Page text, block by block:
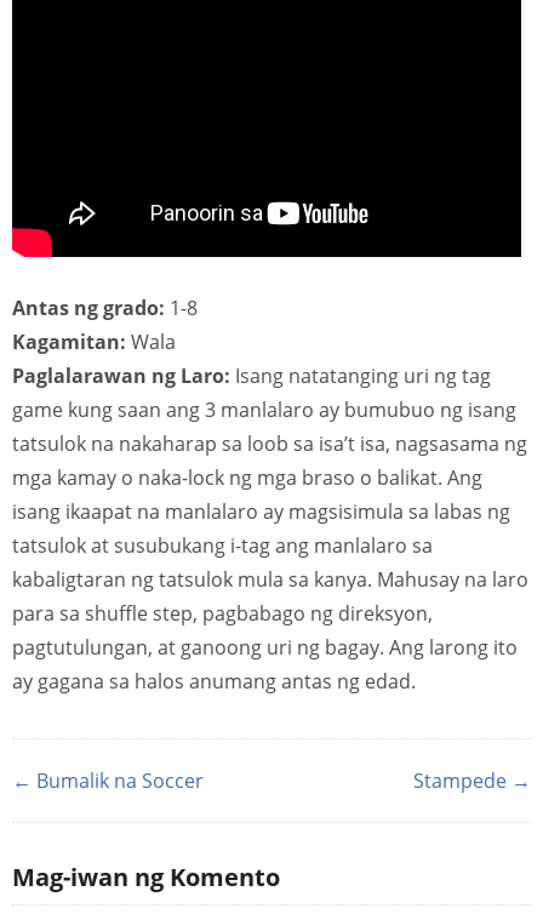
Antas ng grado: 1-8
Kagamitan: Wala
Paglalarawan ng Laro: Isang natatanging uri ng tag
game kung saan ang 3 manlalaro ay bumubuo ng isang
tatsulok na nakaharap sa loob sa isa’t isa, nagsasama ng
mga kamay o naka-lock ng mga braso o balikat. Ang
isang ikaapat na manlalaro ay magsisimula sa labas ng
tatsulok at susubukang i-tag ang manlalaro sa
kabaligtaran ng tatsulok mula sa kanya. Mahusay na laro
para sa shuffle step, pagbabago ng direksyon,
pagtutulungan, at ganoong uri ng bagay. Ang larong ito
ay gagana sa halos anumang antas ng edad.
← Bumalik na Soccer Stampede →
Mag-iwan ng Komento